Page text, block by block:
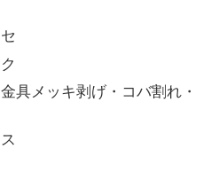
メッキ剥げ・コバ割れ・